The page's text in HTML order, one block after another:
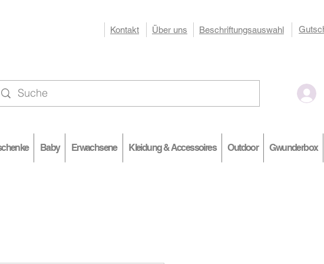
Kontakt Über uns Beschriftungsauswahl
Baby Erwachsene Kleidung & Accessoires Outdoor Gwunderbox